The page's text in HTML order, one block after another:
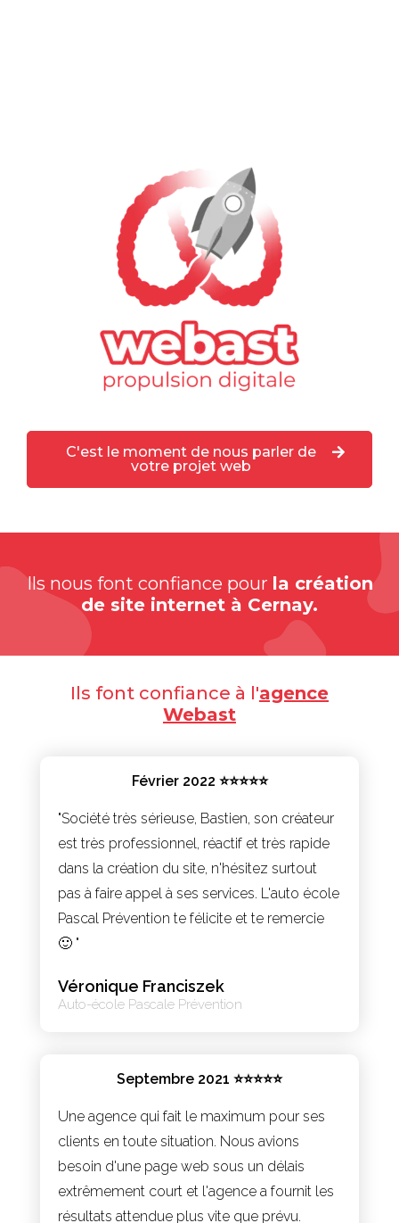
C'est le moment de nous parler de
votre projet web
Ils nous font confiance pour la création
de site internet à Cernay.
Ils font confiance à l'agence
Webast
Février 2022 ⭐⭐⭐⭐⭐
"Société très sérieuse, Bastien, son créateur
est très professionnel, réactif et très rapide
dans la création du site, n'hésitez surtout
pas à faire appel à ses services. L'auto école
Pascal Prévention te félicite et te remercie
🙂 "
Véronique Franciszek
Auto-école Pascale Prévention
Septembre 2021 ⭐⭐⭐⭐⭐
Une agence qui fait le maximum pour ses
clients en toute situation. Nous avions
besoin d'une page web sous un délais
extrêmement court et l'agence a fournit les
résultats attendue plus vite que prévu.